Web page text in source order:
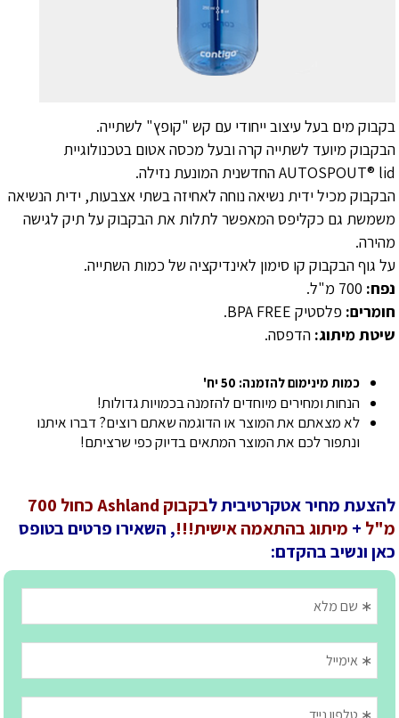
בקבוק מים בעל עיצוב ייחודי עם קש "קופץ" לשתייה.
הבקבוק מיועד לשתייה קרה ובעל מכסה אטום בטכנולוגיית
AUTOSPOUT® lid החדשנית המונעת נזילה.
הבקבוק מכיל ידית נשיאה נוחה לאחיזה בשתי אצבעות, ידית הנשיאה
משמשת גם כקליפס המאפשר לתלות את הבקבוק על תיק לגישה
מהירה.
על גוף הבקבוק קו סימון לאינדיקציה של כמות השתייה.
נפח:
חומרים: פלסטיק BPA FREE.
שיטת מיתוג: הדפסה.
כמות מינימום להזמנה: 50 יח'
הנחות ומחירים מיוחדים להזמנה בכמויות גדולות!
לא מצאתם את המוצר או הדוגמה שאתם רוצים? דברו איתנו
ונתפור לכם את המוצר המתאים בדיוק כפי שרציתם!
להצעת מחיר אטקרטיבית ל
בקבוק Ashland כחול 700
מ"ל + מיתוג בהתאמה אישית!!!, השאירו פרטים בטופס
כאן ונשיב בהקדם: